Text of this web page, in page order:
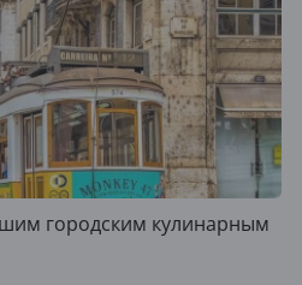
городским кулинарным